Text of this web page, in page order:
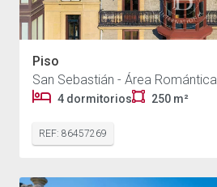
Piso
San Sebastián - Área Romántica
4 dormitorios 250 m²
REF: 86457269